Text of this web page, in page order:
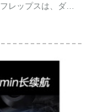
フレップスは、ダニ
機ワイハス掃除機を